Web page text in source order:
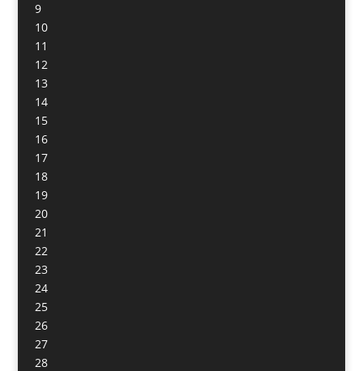
9
10
11
12
13
14
15
16
17
18
19
20
21
22
23
24
25
26
27
28